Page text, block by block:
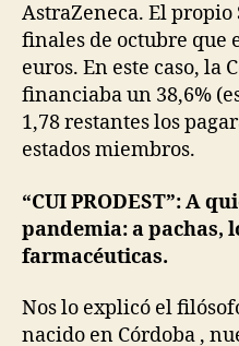
AstraZeneca. El
finales de octubre que
euros. En este caso, la
financiaba un 38,6%
1,78 restantes los
estados miembros.
“CUI PRODEST”: A
pandemia: a pachas,
farmacéuticas.
Nos lo explicó el
nacido en Córdoba ,